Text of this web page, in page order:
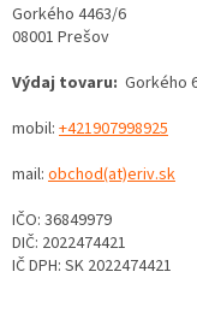
Gorkého 4463/6
08001 Prešov
Výdaj tovaru: Gorkého
mobil: +421907998925
mail: obchod(at)eriv.sk
IČO: 36849979
DIČ: 2022474421
IČ DPH: SK 2022474421